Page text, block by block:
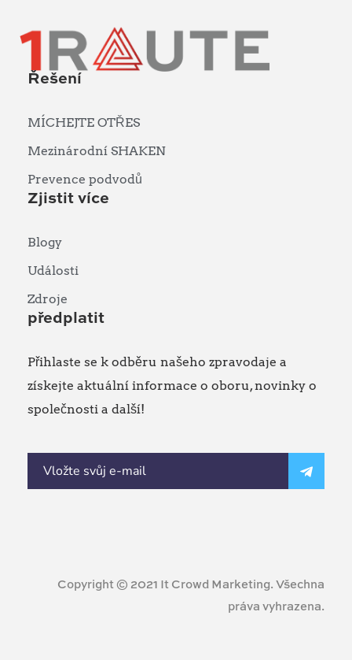
Řešení
MÍCHEJTE OTŘES
Mezinárodní SHAKEN
Prevence podvodů
Zjistit více
Blogy
Události
Zdroje
předplatit
Přihlaste se k odběru našeho zpravodaje a
získejte aktuální informace o oboru, novinky o
společnosti a další!
Copyright © 2021 It Crowd Marketing. Všechna
práva vyhrazena.